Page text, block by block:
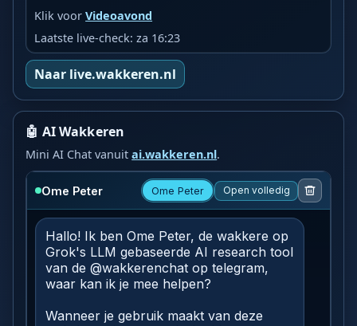
Klik voorVideoavond
Laatste live-check: za 16:23
Naar live.wakkeren.nl
🤖 AI Wakkeren
Mini AI Chat vanuitai.wakkeren.nl.